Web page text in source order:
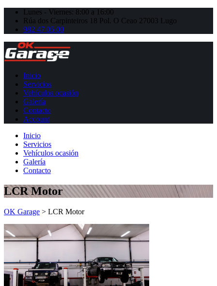
Lunes - Viernes: 8:00 a 16:00
Rúa dos Carpinteiros 18 Pol. O Ceao 27003 Lugo
982 47 05 00
Inicio
Servicios
Vehículos ocasión
Galería
Contacto
Account
Inicio
Servicios
Vehículos ocasión
Galería
Contacto
LCR Motor
OK Garage > LCR Motor